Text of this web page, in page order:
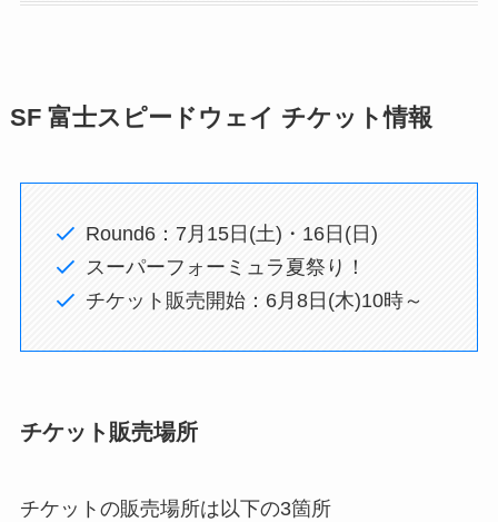
SF 富士スピードウェイ チケット情報
Round6：7月15日(土)・16日(日)
スーパーフォーミュラ夏祭り！
チケット販売開始：6月8日(木)10時～
チケット販売場所
チケットの販売場所は以下の3箇所